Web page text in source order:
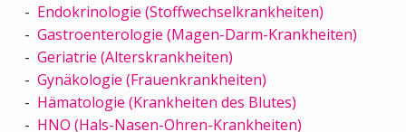
Endokrinologie (Stoffwechselkrankheiten)
Gastroenterologie (Magen-Darm-Krankheiten)
Geriatrie (Alterskrankheiten)
Gynäkologie (Frauenkrankheiten)
Hämatologie (Krankheiten des Blutes)
HNO (Hals-Nasen-Ohren-Krankheiten)